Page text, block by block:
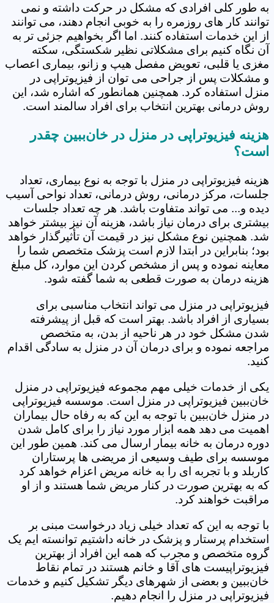
به طور کلی افرادی که مشکل در حرکت داشته و نمی
توانند کار های روزمره را به خوبی انجام دهند، می توانند
از این خدمات استفاده کنند. اما اگر بخواهیم جزئی تر به
آن نگاه کنیم برای مشکلاتی نظیر شکستگی، سکته
مغزی یا قلبی، تعویض مفصل هیپ و زانو، بیماری اعصاب
و مشکلات پس از جراحی می توان از فیزیوتراپی در
منزل استفاده کرد. همچنین همانطور که اشاره شد، این
روش درمانی بهترین انتخاب برای افراد سالمند است.
هزینه فیزیوتراپی در منزل در خان‌ببین چقدر
است؟
هزینه فیزیوتراپی در منزل با توجه به نوع بیماری، تعداد
جلسات، مرکز درمانی، روش درمانی، تعداد نواحی آسیب
دیده و... می تواند متفاوت باشد. هر چه تعداد جلسات
بیشتری برای درمان نیاز باشد، هزینه آن نیز بیشتر خواهد
شد. همچنین نوع مشکل نیز در قیمت آن تأثیرگذار خواهد
بود؛ بنابراین در ابتدا لازم است پزشک متخصص شما را
معاینه نموده و پس از مشخص کردن این موارد، کل مبلغ
هزینه درمان به صورت قطعی به شما گفته شود.
فیزیوتراپی در منزل می تواند انتخاب مناسبی برای
بسیاری از افراد باشد. بهتر است که قبل از پیشرفته
شدن مشکل خود در هر ناحیه از بدن، به متخصص
مراجعه نموده و برای درمان آن در منزل به سادگی اقدام
کنید.
یکی از خدمات خیلی مهم مجموعه فیزیوتراپی در منزل
خان‌ببین فیزیوتراپی در منزل است. موسسه فیزیوتراپی
در منزل خان‌ببین با توجه به این که به رفاه حال بیماران
اهمیت می دهد همه ابزار مورد نیاز را برای کامل شدن
دوره درمان به خانه بیمار ارسال می کند. همین طور این
موسسه برای طیف وسیعی از مریضی ها پرستاران
کاربلد و با تجربه ای را به خانه مریض اعزام خواهد کرد
که به بهترین صورت در کنار مریض شما هستند و از او
مراقبت خواهند کرد.
با توجه به این که تعداد خیلی زیاد درخواست مبنی بر
استخدام پرستار و پزشک در خانه داشتیم توانسته ایم یک
گروه متخصص و مجرب که همه این افراد از بهترین
فیزیوتراپیست های آقا و خانم هستند در تمام نقاط
خان‌ببین و بعضی از شهرهای دیگر تشکیل کنیم و خدمات
فیزیوتراپی در منزل را انجام دهیم.